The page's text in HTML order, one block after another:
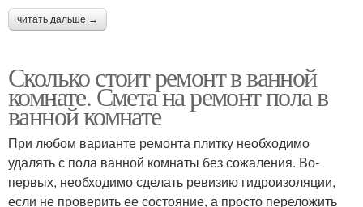
читать дальше →
Сколько стоит ремонт в ванной
комнате. Смета на ремонт пола в
ванной комнате
При любом варианте ремонта плитку необходимо
удалять с пола ванной комнаты без сожаления. Во-
первых, необходимо сделать ревизию гидроизоляции,
если не проверить ее состояние, а просто переложить